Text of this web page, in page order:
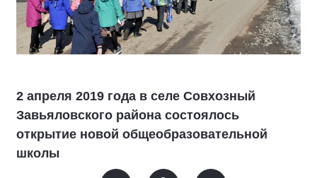
2 апреля 2019 года в селе Совхозный
Завьяловского района состоялось
открытие новой общеобразовательной
школы